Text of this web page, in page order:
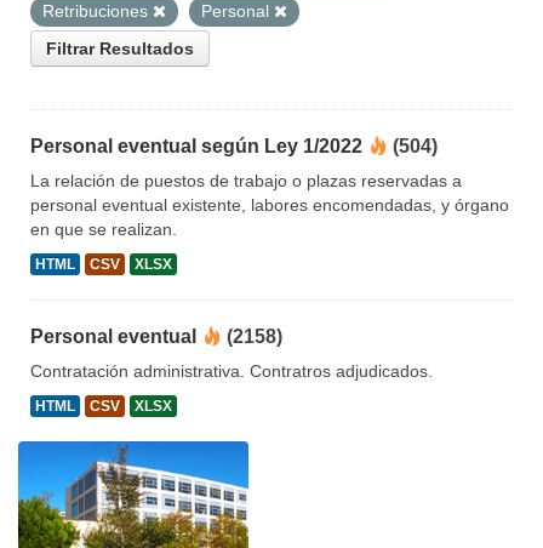
Retribuciones
Personal
Filtrar Resultados
Personal eventual según Ley 1/2022 (504)
La relación de puestos de trabajo o plazas reservadas a
personal eventual existente, labores encomendadas, y órgano
en que se realizan.
HTML CSV XLSX
Personal eventual (2158)
Contratación administrativa. Contratros adjudicados.
HTML CSV XLSX